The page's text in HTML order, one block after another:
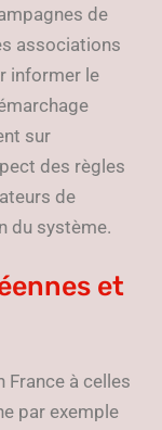
de
associations
informer le
sur
des règles
de
du système.
et
France à celles
par exemple